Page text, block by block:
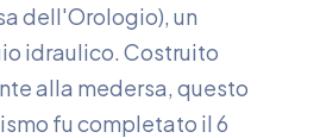
dell'Orologio), un
idraulico. Costruito
alla medersa, questo
fu completato il 6